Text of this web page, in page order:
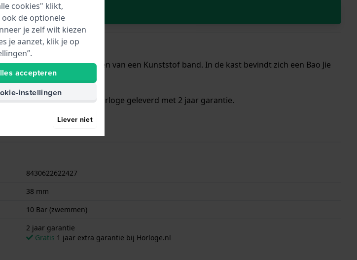
van 38 mm en is voorzien van een Kunststof band. In de kast bevindt zich een Bao Jie
Verder wordt het horloge geleverd met 2 jaar garantie.
8430622622427
38 mm
10 Bar (zwemmen)
2 jaar garantie
Gratis 1 jaar extra garantie bij Horloge.nl
cookies" klikt,
ook de optionele
je zelf wilt kiezen
je aanzet, klik je op
accepteren
instellingen
Liever niet